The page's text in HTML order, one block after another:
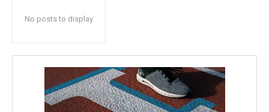
No posts to display